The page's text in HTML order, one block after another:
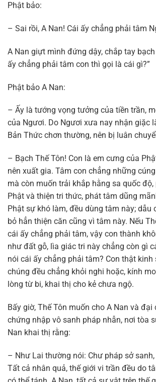
Phật bảo:
– Sai rồi, A Nan! Cái ấy chẳng phải tâm
A Nan giựt mình đứng dậy, chắp tay
ấy chẳng phải tâm con thì gọi là cái gì?”
Phật bảo A Nan:
– Ấy là tướng vọng tưởng của tiền trần,
của Ngươi. Do Ngươi xưa nay nhận giặc
Bản Thức chơn thường, nên bị luân
– Bạch Thế Tôn! Con là em cưng của
nên xuất gia. Tâm con chẳng những
mà còn muốn trải khắp hằng sa quốc
Phật và thiện tri thức, phát tâm dũng
Phật sự khó làm, đều dùng tâm này; dẫu
bỏ hẳn thiện căn cũng vì tâm này. Nếu
cái ấy chẳng phải tâm, vậy con thành
như đất gỗ, lìa giác tri này chẳng còn gì
nói cái ấy chẳng phải tâm? Con thật kinh
chúng đều chẳng khỏi nghi hoặc, kính
lòng từ bi, khai thị cho kẻ chưa ngộ.
Bấy giờ, Thế Tôn muốn cho A Nan và
chứng nhập vô sanh pháp nhẫn, nơi tòa
Nan khai thị rằng:
– Như Lai thường nói: Chư pháp sở
Tất cả nhân quả, thế giới vi trần đều do